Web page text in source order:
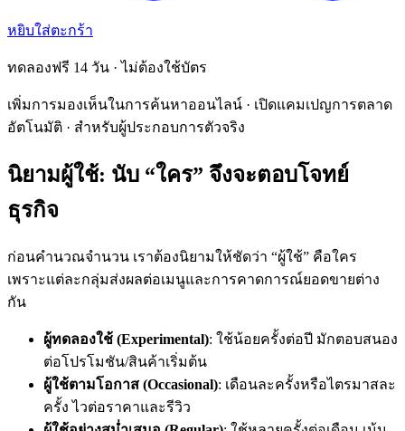
หยิบใส่ตะกร้า
ทดลองฟรี 14 วัน · ไม่ต้องใช้บัตร
เพิ่มการมองเห็นในการค้นหาออนไลน์ · เปิดแคมเปญการตลาด
อัตโนมัติ · สำหรับผู้ประกอบการตัวจริง
นิยามผู้ใช้: นับ “ใคร” จึงจะตอบโจทย์
ธุรกิจ
ก่อนคำนวณจำนวน เราต้องนิยามให้ชัดว่า “ผู้ใช้” คือใคร
เพราะแต่ละกลุ่มส่งผลต่อเมนูและการคาดการณ์ยอดขายต่าง
กัน
ผู้ทดลองใช้ (Experimental): ใช้น้อยครั้งต่อปี มักตอบสนอง
ต่อโปรโมชัน/สินค้าเริ่มต้น
ผู้ใช้ตามโอกาส (Occasional): เดือนละครั้งหรือไตรมาสละ
ครั้ง ไวต่อราคาและรีวิว